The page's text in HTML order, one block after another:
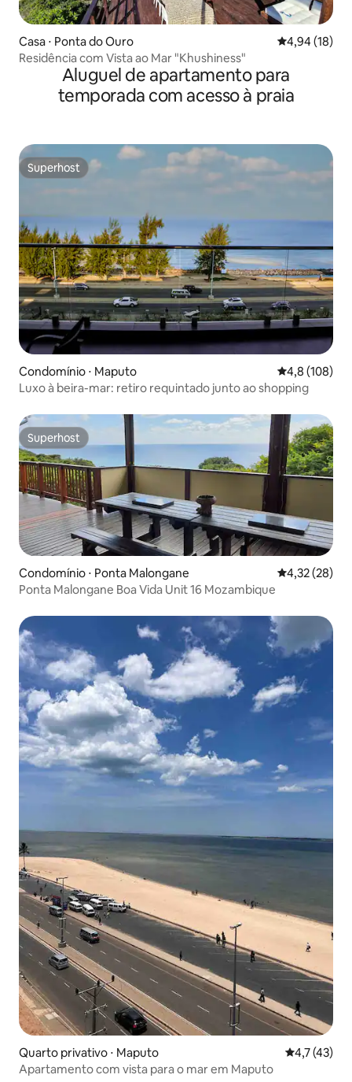
Casa ⋅ Ponta do Ouro 4,94 de uma
4,94 (18)
Residência com Vista ao Mar "Khushiness"
Aluguel de apartamento para
temporada com acesso à praia
Superhost
Superhost
Condomínio ⋅ Maputo 4,8 de uma
4,8 (108)
Luxo à beira-mar: retiro requintado junto ao shopping
Superhost
Superhost
Condomínio ⋅ Ponta Malongane 4,32 de uma
4,32 (28)
Ponta Malongane Boa Vida Unit 16 Mozambique
Quarto privativo ⋅ Maputo 4,7 de uma
4,7 (43)
Apartamento com vista para o mar em Maputo